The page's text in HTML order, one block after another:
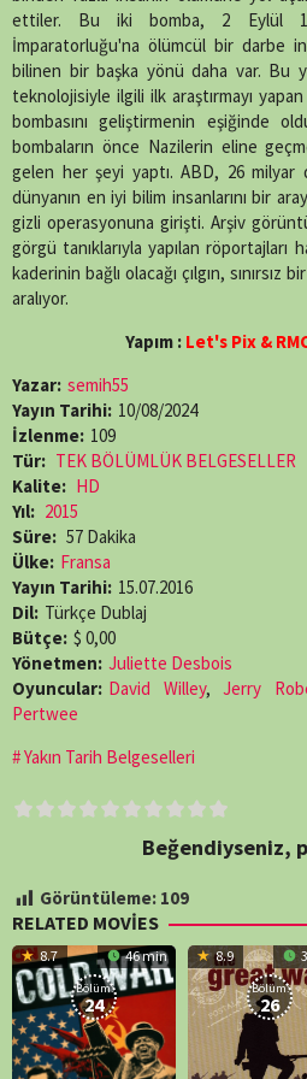
ettiler. Bu iki bomba, 2 Eylül
İmparatorluğu'na ölümcül bir darbe
bilinen bir başka yönü daha var. Bu
teknolojisiyle ilgili ilk araştırmayı
bombasını geliştirmenin eşiğinde
bombaların önce Nazilerin eline
gelen her şeyi yaptı. ABD, 26 milyar
dünyanın en iyi bilim insanlarını bir
gizli operasyonuna girişti. Arşiv
görgü tanıklarıyla yapılan röportajları
kaderinin bağlı olacağı çılgın, sınırsız
aralıyor.
Yapım : Let's Pix &
Yazar: semih55
Yayın Tarihi: 10/08/2024
İzlenme: 109
Tür: TEK BÖLÜMLÜK BELGESELLER
Kalite: HD
Yıl: 2015
Süre: 57 Dakika
Ülke: Fransa
Yayın Tarihi: 15.07.2016
Dil: Türkçe Dublaj
Bütçe: $ 0,00
Yönetmen: Juliette Desbois
Oyuncular: David Willey, Jerry
Pertwee
Yakın Tarih Belgeselleri
Beğendiyseniz,
Görüntüleme: 109
RELATED MOVIES
8.7 46 min
Bölüm:
24
8.9
Bölüm:
26